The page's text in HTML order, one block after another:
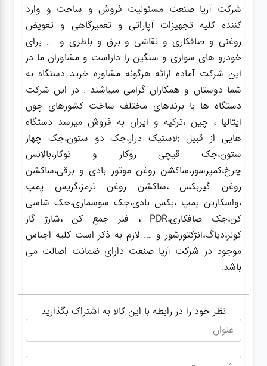
شرکت آریا صنعت مسئولیت فروش و ساخت و وارد
کننده کلیه تجهیزات آپاراتی و تعمیرگاهی و تعویض
روغنی و صافکاری و نقاشی و برق و باطری و …. برای
خودرو های سواری و سنگین را داراست و مشاوران ما در
این شرکت آماده ارائه هرگونه مشاوره خرید دستگاه به
شما دوستان و همکاران گرامی میباشند . در این شرکت
دستگاه ها با برندهای مختلف ساخت کشورهای چون
ایتالیا ، چین ،ترکیه و ایران به فروش میرسد دستگاه
هایی از قبیل :لاستیک درار،جک دو ستون،جک چهار
ستون،جک قیچی روکار و توکار،بالانس
چرخ،کمپرسور،ساکشن روغن موتور بادی و برقی،ساکشن
روغن گیربکس ،ساکشن روغن ترمز،گریس پمپ
،واسکازین پمپ ،بکس بادی،جک سوسماری،جک شاسی
کن،جک صافکاری،PDR ، فنر جمع کن ،شارژ گاز
کولر،دیاگ،انژکتورشور و …. لازم به ذکر است کلیه اجناس
موجود در شرکت آریا صنعت دارای ضمانت اصالت می
باشد.
نظر خود را در رابطه با این کالا به اشتراک بگذارید